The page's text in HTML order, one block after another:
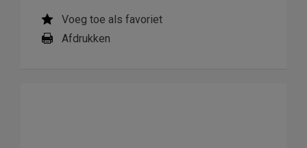
Voeg toe als favoriet
Afdrukken